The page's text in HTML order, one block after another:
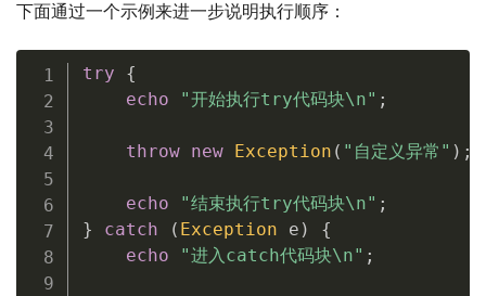
下面通过一个示例来进一步说明执行顺序：
try
{
echo
"开始执行try代码块\n" ;
throw new Exception ( "自定义异常" ) ;
echo "结束执行try代码块\n" ;
}
catch ( Exception e )
{
echo
"进入catch代码块\n" ;